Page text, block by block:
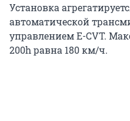
Установка
автоматической
управлением E-CVT.
200h равна 180 км/ч.